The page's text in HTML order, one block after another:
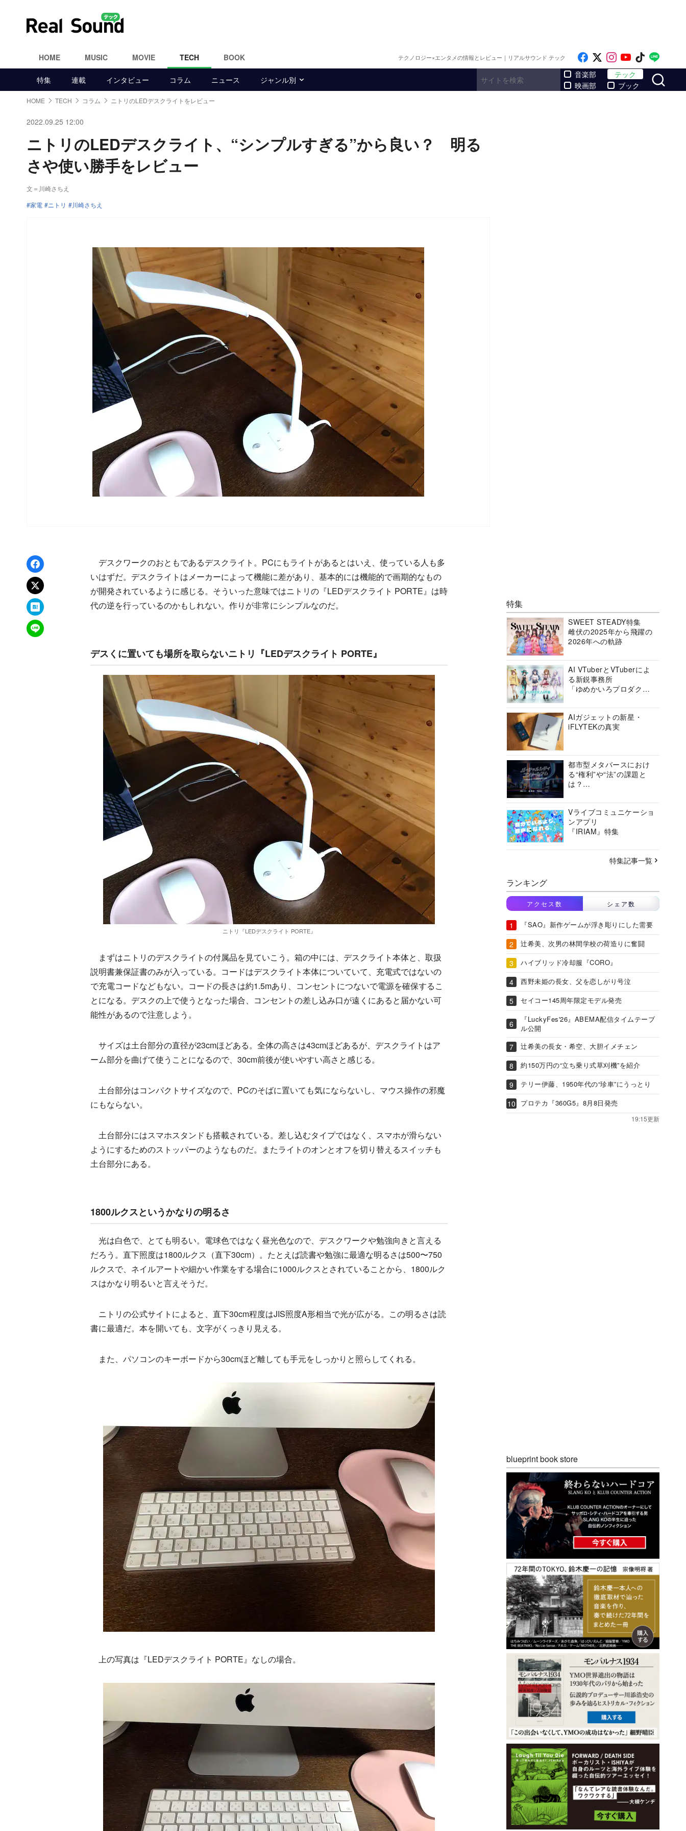
HOME MUSIC MOVIE TECH BOOK テクノロジー×エンタメの情報とレビュー｜リアルサウンド テック Like on Facebook
Follow on x
Follow on
Follow on
Follow
特集 連載 インタビュー コラム ニュース ジャンル別
音楽部
映画部
テック
ブック
HOME TECH コラム ニトリのLEDデスクライトをレビュー
2022.09.25 12:00
ニトリのLEDデスクライト、“シンプルすぎる”から良い？ 明る
さや使い勝手をレビュー
文＝川崎さちえ
家電
ニトリ 川崎さちえ
Facebookでシェア
xでポスト
はてなブックマーク
LINEで送る
デスクワークのおともであるデスクライト。PCにもライトがあるとはいえ、使っている人も多
いはずだ。デスクライトはメーカーによって機能に差があり、基本的には機能的で画期的なもの
が開発されているように感じる。そういった意味ではニトリの『LEDデスクライト PORTE』は時
代の逆を行っているのかもしれない。作りが非常にシンプルなのだ。
デスくに置いても場所を取らないニトリ『LEDデスクライト PORTE』
ニトリ『LEDデスクライト PORTE』
まずはニトリのデスクライトの付属品を見ていこう。箱の中には、デスクライト本体と、取扱
説明書兼保証書のみが入っている。コードはデスクライト本体についていて、充電式ではないの
で充電コードなどもない。コードの長さは約1.5mあり、コンセントにつないで電源を確保するこ
とになる。デスクの上で使うとなった場合、コンセントの差し込み口が遠くにあると届かない可
能性があるので注意しよう。
サイズは土台部分の直径が23cmほどある。全体の高さは43cmほどあるが、デスクライトはア
ーム部分を曲げて使うことになるので、30cm前後が使いやすい高さと感じる。
土台部分はコンパクトサイズなので、PCのそばに置いても気にならないし、マウス操作の邪魔
にもならない。
土台部分にはスマホスタンドも搭載されている。差し込むタイプではなく、スマホが滑らない
ようにするためのストッパーのようなものだ。またライトのオンとオフを切り替えるスイッチも
土台部分にある。
1800ルクスというかなりの明るさ
光は白色で、とても明るい。電球色ではなく昼光色なので、デスクワークや勉強向きと言える
だろう。直下照度は1800ルクス（直下30cm）。たとえば読書や勉強に最適な明るさは500〜750
ルクスで、ネイルアートや細かい作業をする場合に1000ルクスとされていることから、1800ルク
スはかなり明るいと言えそうだ。
ニトリの公式サイトによると、直下30cm程度はJIS照度A形相当で光が広がる。この明るさは読
書に最適だ。本を開いても、文字がくっきり見える。
また、パソコンのキーボードから30cmほど離しても手元をしっかりと照らしてくれる。
上の写真は『LEDデスクライト PORTE』なしの場合。
特集
SWEET STEADY特集
雌伏の2025年から飛躍の
2026年への軌跡
AI VTuberとVTuberによ
る新鋭事務所
「ゆめかいろプロダクシ
AIガジェットの新星・
iFLYTEKの真実
都市型メタバースにおけ
る“権利”や“法”の課題と
は？
ーシアムの挑戦に迫る
Vライブコミュニケーショ
ンアプリ
『IRIAM』特集
特集記事一覧
ランキング
アクセス数 シェア数
『SAO』新作ゲームが浮き彫りにした需要
辻希美、次男の林間学校の荷造りに奮闘
ハイブリッド冷却服『CORO』
西野未姫の長女、父を恋しがり号泣
セイコー145周年限定モデル発売
『LuckyFes'26』ABEMA配信タイムテーブ
ル公開
辻希美の長女・希空、大胆イメチェン
約150万円の“立ち乗り式草刈機”を紹介
テリー伊藤、1950年代の“珍車”にうっとり
プロテカ『360G5』8月8日発売
19:15更新
blueprint book store